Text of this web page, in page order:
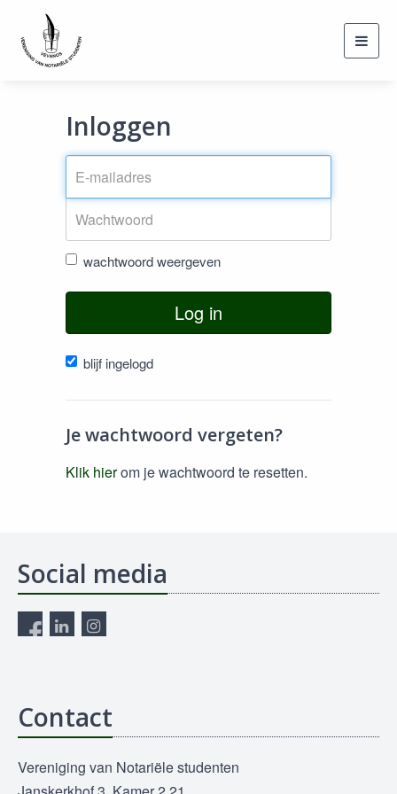
Inloggen
wachtwoord weergeven
Log in
blijf ingelogd
Je wachtwoord vergeten?
Klik hierom je wachtwoord te resetten.
Social media
Contact
Vereniging van Notariële studenten